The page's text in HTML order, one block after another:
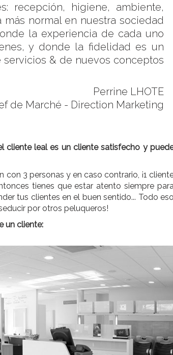
recepción, higiene, ambiente,
normal en nuestra sociedad
la experiencia de cada uno
y donde la fidelidad es un
& de nuevos conceptos
Perrine LHOTE
de Marché - Direction Marketing
cliente leal es un cliente satisfecho y
3 personas y en caso contrario, ¡1
tienes que estar atento siempre para
tus clientes en el buen sentido... Todo eso
por otros peluqueros!
un cliente: